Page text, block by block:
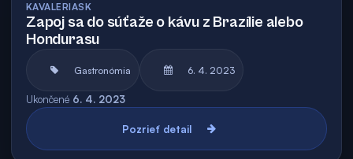
KAVALERIASK
Zapoj sa do súťaže o kávu z Brazílie alebo
Hondurasu
Gastronómia 6. 4. 2023
Ukončené 6. 4. 2023
Pozrieť detail